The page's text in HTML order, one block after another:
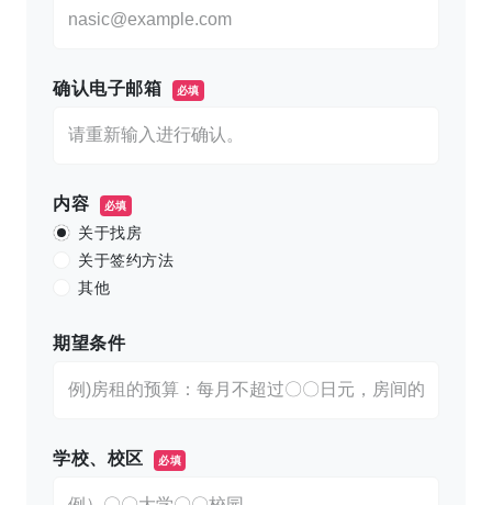
确认电子邮箱 必填
内容 必填
关于找房
关于签约方法
其他
期望条件
学校、校区 必填